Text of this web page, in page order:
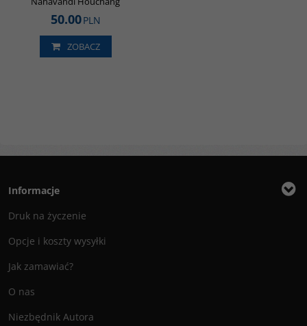
50.00PLN
ZOBACZ
Informacje
Druk na życzenie
Opcje i koszty wysyłki
Jak zamawiać?
O nas
Niezbędnik Autora